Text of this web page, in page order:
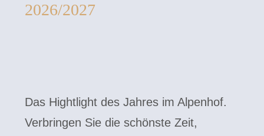
2026/2027
Das Hightlight des Jahres im Alpenhof.
Verbringen Sie die schönste Zeit,